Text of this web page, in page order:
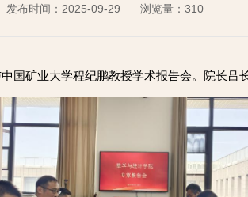
发布时间：2025-09-29 浏览量：310
国矿业大学程纪鹏教授学术报告会。院长吕